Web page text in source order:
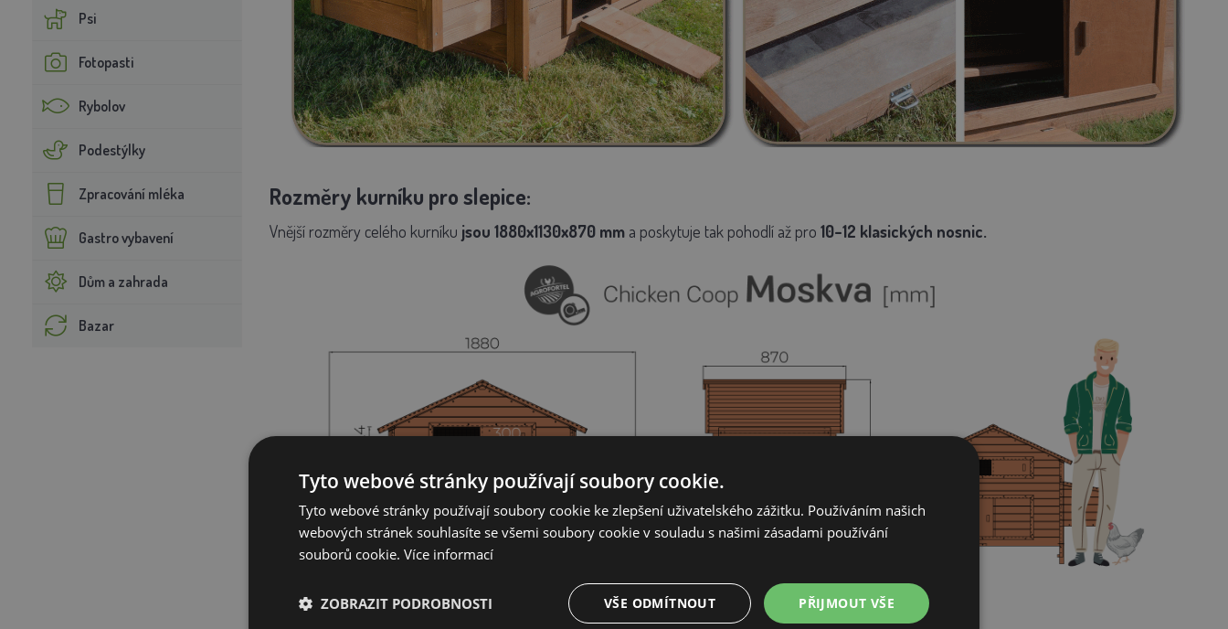
Psi
Fotopasti
Rybolov
Podestýlky
Zpracování mléka
Gastro vybavení
Dům a zahrada
Bazar
Rozměry kurníku pro slepice:
Vnější rozměry celého kurníku jsou 1880x1130x870 mm a poskytuje tak pohodlí až pro 10–12 klasických nosnic.
Tyto webové stránky používají soubory cookie.
Tyto webové stránky používají soubory cookie ke zlepšení uživatelského zážitku. Používáním našich
webových stránek souhlasíte se všemi soubory cookie v souladu s našimi zásadami používání
souborů cookie. Více informací
PŘIJMOUT VŠE
VŠE ODMÍTNOUT
ZOBRAZIT PODROBNOSTI